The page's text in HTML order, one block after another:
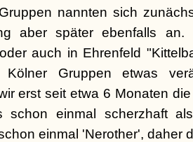
nannten sich
aber später ebenfalls
auch in Ehrenfeld
Gruppen etwas
erst seit etwa 6 Monaten
schon einmal scherzhaft
einmal 'Nerother', daher